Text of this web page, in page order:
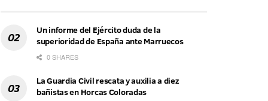
Un informe del Ejército duda de la
superioridad de España ante Marruecos
0 SHARES
La Guardia Civil rescata y auxilia a diez
bañistas en Horcas Coloradas